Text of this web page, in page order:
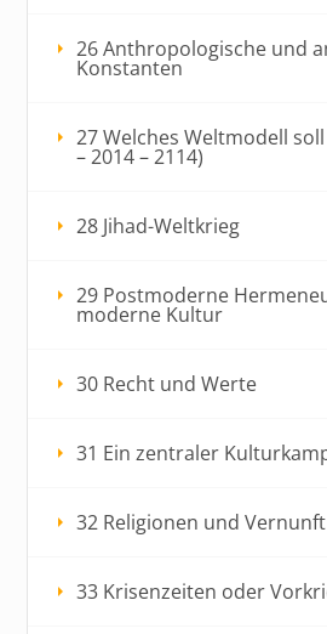
26 Anthropologische und
Konstanten
27 Welches Weltmodell
– 2014 – 2114)
28 Jihad-Weltkrieg
29 Postmoderne
moderne Kultur
30 Recht und Werte
31 Ein zentraler
32 Religionen und Vernunft
33 Krisenzeiten oder